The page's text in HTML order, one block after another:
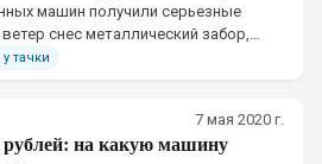
машин получили серьезные
снес металлический забор,
тачки
7 мая 2020 г.
на какую машину